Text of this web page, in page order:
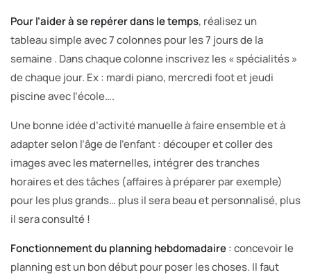
Pour l’aider à se repérer dans le temps, réalisez un
tableau simple avec 7 colonnes pour les 7 jours de la
semaine . Dans chaque colonne inscrivez les « spécialités »
de chaque jour. Ex : mardi piano, mercredi foot et jeudi
piscine avec l’école….
Une bonne idée d’activité manuelle à faire ensemble et à
adapter selon l’âge de l’enfant : découper et coller des
images avec les maternelles, intégrer des tranches
horaires et des tâches (affaires à préparer par exemple)
pour les plus grands… plus il sera beau et personnalisé, plus
il sera consulté !
Fonctionnement du planning hebdomadaire: concevoir le
planning est un bon début pour poser les choses. Il faut